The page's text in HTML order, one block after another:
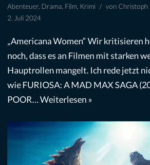
Abenteuer Drama Film Krimi von Christoph
2. Juli 2024
„Americana Women“ Wir kritisieren
noch, dass es an Filmen mit starken
Hauptrollen mangelt. Ich rede jetzt
wie FURIOSA: A MAD MAX SAGA
POOR…Weiterlesen »